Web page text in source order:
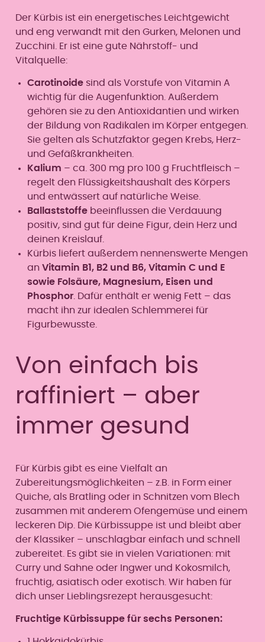
Der Kürbis ist ein energetisches Leichtgewicht
und eng verwandt mit den Gurken, Melonen und
Zucchini. Er ist eine gute Nährstoff- und
Vitalquelle:
Carotinoide sind als Vorstufe von Vitamin A
wichtig für die Augenfunktion. Außerdem
gehören sie zu den Antioxidantien und wirken
der Bildung von Radikalen im Körper entgegen.
Sie gelten als Schutzfaktor gegen Krebs, Herz-
und Gefäßkrankheiten.
Kalium – ca. 300 mg pro 100 g Fruchtfleisch –
regelt den Flüssigkeitshaushalt des Körpers
und entwässert auf natürliche Weise.
Ballaststoffe beeinflussen die Verdauung
positiv, sind gut für deine Figur, dein Herz und
deinen Kreislauf.
Kürbis liefert außerdem nennenswerte Mengen
an Vitamin B1, B2 und B6, Vitamin C und E
sowie Folsäure, Magnesium, Eisen und
Phosphor. Dafür enthält er wenig Fett – das
macht ihn zur idealen Schlemmerei für
Figurbewusste.
Von einfach bis
raffiniert – aber
immer gesund
Für Kürbis gibt es eine Vielfalt an
Zubereitungsmöglichkeiten – z.B. in Form einer
Quiche, als Bratling oder in Schnitzen vom Blech
zusammen mit anderem Ofengemüse und einem
leckeren Dip. Die Kürbissuppe ist und bleibt aber
der Klassiker – unschlagbar einfach und schnell
zubereitet. Es gibt sie in vielen Variationen: mit
Curry und Sahne oder Ingwer und Kokosmilch,
fruchtig, asiatisch oder exotisch. Wir haben für
dich unser Lieblingsrezept herausgesucht:
Fruchtige Kürbissuppe für sechs Personen: